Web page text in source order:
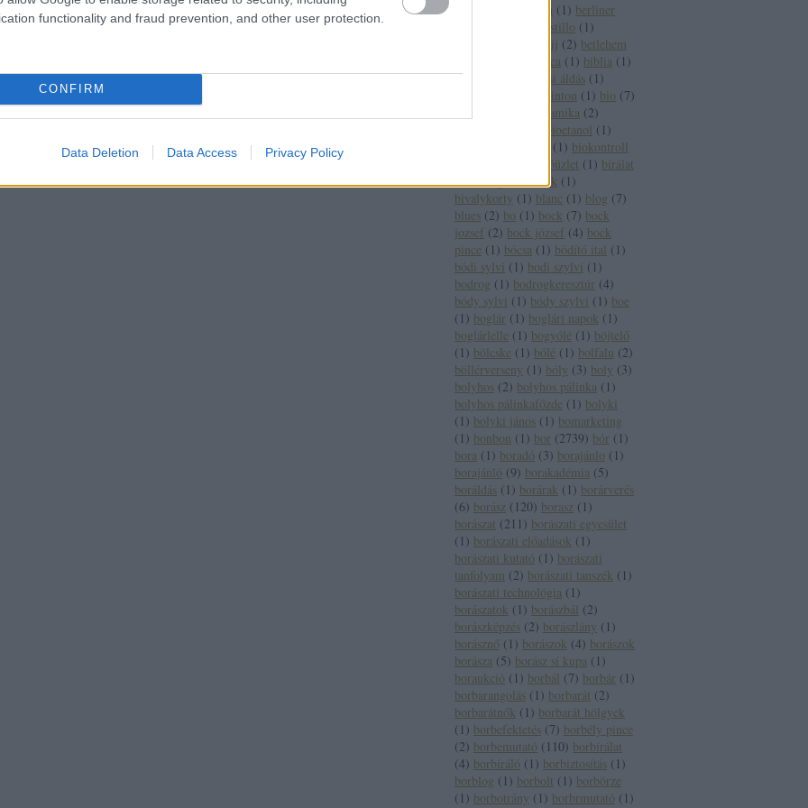
functionality and fraud prevention, and other user protection.
CONFIRM
Data Deletion Data Access Privacy Policy
berlin ( 1 ) berliner
bestillo ( 1 )
betétdíj (2) betlehem
bianca ( 1 ) biblia ( 1 )
bíboros
bíborosi áldás ( 1 )
bill clinton ( 1 ) bio (7)
biodinamika (2)
bioetanol ( 1 )
( 1 ) biokontroll
bióüzlet ( 1 ) bírálat
(1) bírság (2) birtok ( 1 )
bivalykorty ( 1 ) blanc ( 1 ) blog (7)
blues (2) bo ( 1 ) bock (7) bock
jozsef (2) bock józsef (4) bock
pince ( 1 ) bócsa ( 1 ) bódító ital ( 1 )
bódi sylvi ( 1 ) bodi szylvi ( 1 )
bodrog ( 1 ) bodrogkeresztúr (4)
bódy sylvi ( 1 ) bódy szylvi ( 1 ) boe
( 1 ) boglár ( 1 ) boglári napok ( 1 )
boglárlelle ( 1 ) bogyólé ( 1 ) böjtelő
( 1 ) bölcske ( 1 ) bólé ( 1 ) bolfalu (2)
böllérverseny ( 1 ) bóly (3) boly (3)
bolyhos (2) bolyhos pálinka ( 1 )
bolyhos pálinkafőzde ( 1 ) bolyki
( 1 ) bolyki jános ( 1 ) bomarketing
( 1 ) bonbon ( 1 ) bor (2739) bór ( 1 )
bora ( 1 ) boradó (3) borajánlo ( 1 )
borajánló (9) borakadémia (5)
boráldás ( 1 ) borárak ( 1 ) borárverés
(6) borász ( 120) borasz ( 1 )
borászat (211 ) borászati egyesület
( 1 ) borászati előadások ( 1 )
borászati kutató ( 1 ) borászati
tanfolyam (2) borászati tanszék ( 1 )
borászati technológia ( 1 )
borászatok ( 1 ) borászbál (2)
borászképzés (2) borászlány ( 1 )
borásznő ( 1 ) borászok (4) borászok
borásza (5) borász sí kupa ( 1 )
boraukció ( 1 ) borbál (7) borbár ( 1 )
borbarangolás ( 1 ) borbarát (2)
borbarátnők ( 1 ) borbarát hölgyek
( 1 ) borbefektetés (7) borbély pince
(2) borbemutató ( 110) borbírálat
(4) borbíráló ( 1 ) borbiztosítás ( 1 )
borblog ( 1 ) borbolt ( 1 ) borbörze
( 1 ) borbotrány ( 1 ) borbrmutató ( 1 )